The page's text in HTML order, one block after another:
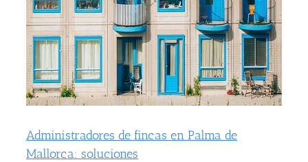
Administradores de fincas en Palma de
Mallorca: soluciones